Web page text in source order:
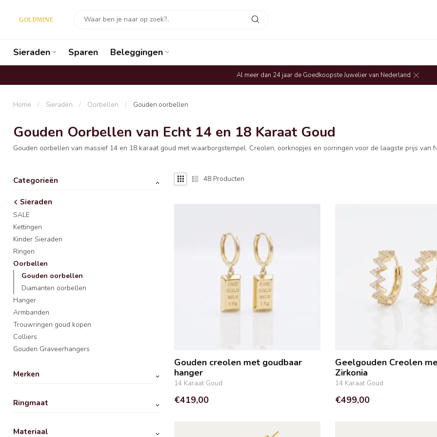
Sieraden Sparen Beleggingen
Al meer dan 24 jaar de Goedkoopste Juwelier van Nederland
Home / Sieraden / Oorbellen / Gouden oorbellen
Gouden Oorbellen van Echt 14 en 18 Karaat Goud
Gouden oorbellen van massief 14 en 18 karaat goud met waarborgstempel. Creolen, oorknopjes en oorringen voor de laagste prijs van
Categorieën
Sieraden
SALE
Kettingen
Kinder Sieraden
Ringen
Oorbellen
Gouden oorbellen
Diamanten oorbellen
Hanger
Armbanden
Trouwringen goud kopen
Colliers
Gouden Graveerhangers
Merken
Ringmaat
Materiaal
48 Producten
Gouden creolen met goudbaar
hanger
14 Karaat Goud
€419,00
Geelgouden Creolen
Zirkonia
14 Karaat Goud
€499,00